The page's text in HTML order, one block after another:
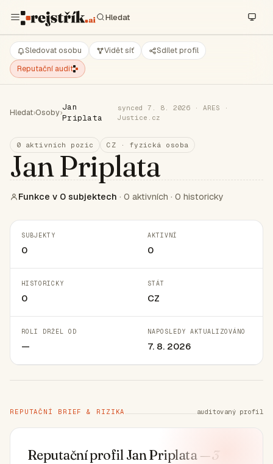
Sledovat osobu Vidět síť
Sdílet profil
Reputační audit
Hledat›Osoby›
Jan
Priplata
synced 7. 8. 2026 · ARES ·
Justice.cz
0 aktivních pozic CZ · fyzická osoba
Jan Priplata
Funkce v 0 subjektech · 0 aktivních · 0 historicky
SUBJEKTY
0
AKTIVNÍ
0
HISTORICKY
0
STÁT
CZ
ROLI DRŽEL OD
—
NAPOSLEDY AKTUALIZOVÁNO
7. 8. 2026
REPUTAČNÍ BRIEF & RIZIKA auditovaný profil
Reputační profil Jan Priplata— 3